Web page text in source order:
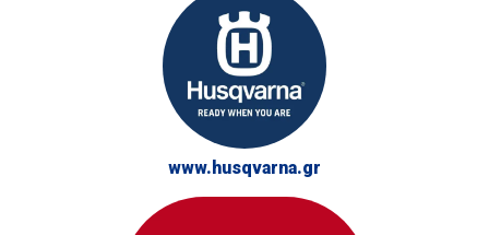
www.husqvarna.gr